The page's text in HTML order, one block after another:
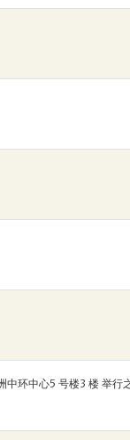
环中心5 号楼3 楼 举行